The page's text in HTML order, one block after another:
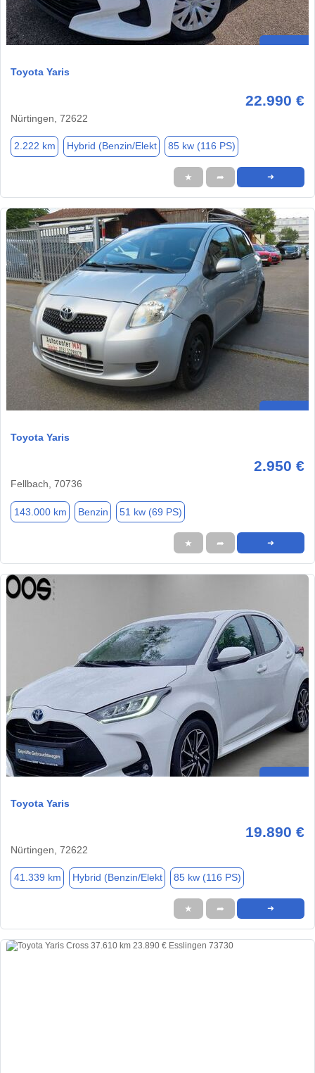
Toyota Yaris
22.990 €
Nürtingen, 72622
2.222 km Hybrid (Benzin/Elekt 85 kw (116 PS)
★ ➦ ➜
Toyota Yaris
2.950 €
Fellbach, 70736
143.000 km Benzin 51 kw (69 PS)
★ ➦ ➜
Toyota Yaris
19.890 €
Nürtingen, 72622
41.339 km Hybrid (Benzin/Elekt 85 kw (116 PS)
★ ➦ ➜